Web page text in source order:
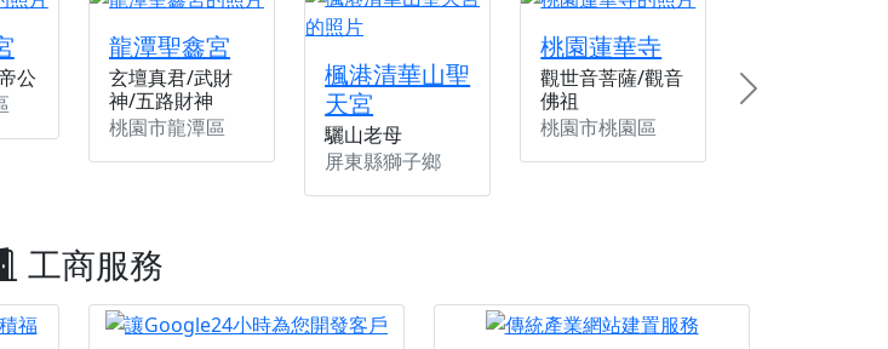
公
龍潭聖鑫宮
玄壇真君/武財
神/五路財神
桃園市龍潭區
楓港清華山聖
天宮
驪山老母
屏東縣獅子鄉
桃園蓮華寺
觀世音菩薩/觀音
佛祖
桃園市桃園區
Next
工商服務